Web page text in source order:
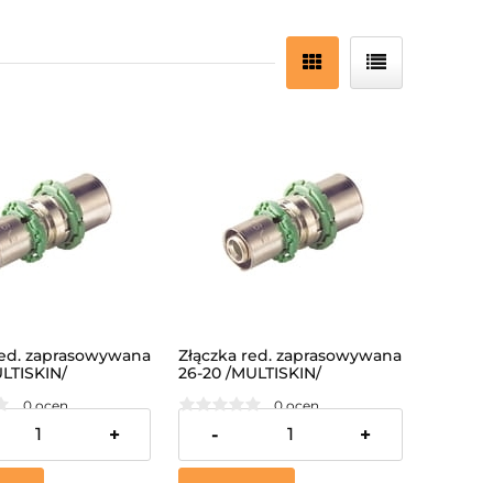
zaprasowywana
0 ocen
+
Złączka red. zaprasowywana
26-20 /MULTISKIN/
0 ocen
47,52 zł
- +